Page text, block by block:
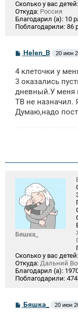
Сколько у вас детей:
Откуда: Россия
Благодарил (а): 10
Поблагодарили: 86
С
о
б
щ
н
и
Helen_B 20 июн
4 клеточки у
3 оказались
дневный.У меня
ТВ не назначил.
Думаю,надо
Бяшка_
Сколько у вас детей:
Откуда: Дальний
Благодарил (а):
Поблагодарили:
СБяшка_ 20 июн